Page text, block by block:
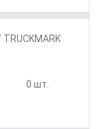
0 шт.